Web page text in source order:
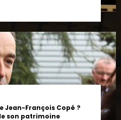
Jean-François Copé ?
son patrimoine